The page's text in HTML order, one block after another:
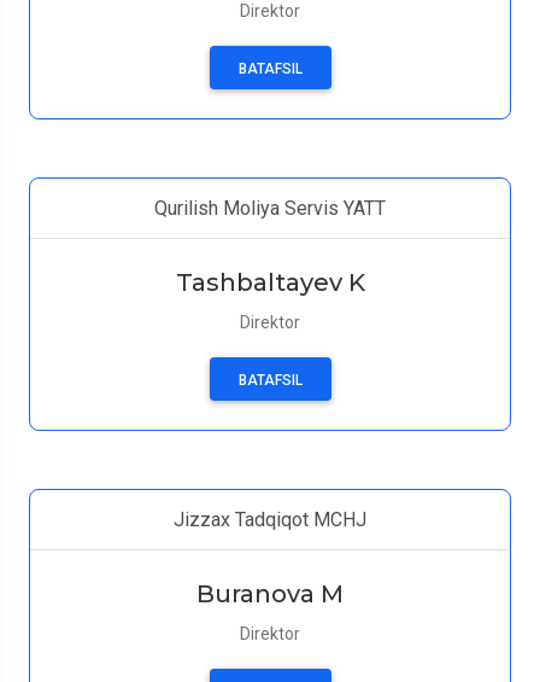
Direktor
BATAFSIL
Qurilish Moliya Servis YATT
Tashbaltayev K
Direktor
BATAFSIL
Jizzax Tadqiqot MCHJ
Buranova M
Direktor